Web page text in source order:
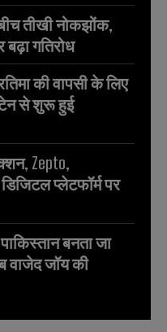
तीखी नोकझोंक,
गतिरोध
की वापसी के लिए
से शुरू हुई
Zepto,
प्लेटफॉर्म पर
बनता जा
वाजेद जॉय की